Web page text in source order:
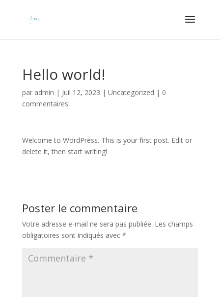
Hello world!
par admin | Juil 12, 2023 | Uncategorized | 0
commentaires
Welcome to WordPress. This is your first post. Edit or
delete it, then start writing!
Poster le commentaire
Votre adresse e-mail ne sera pas publiée. Les champs
obligatoires sont indiqués avec *